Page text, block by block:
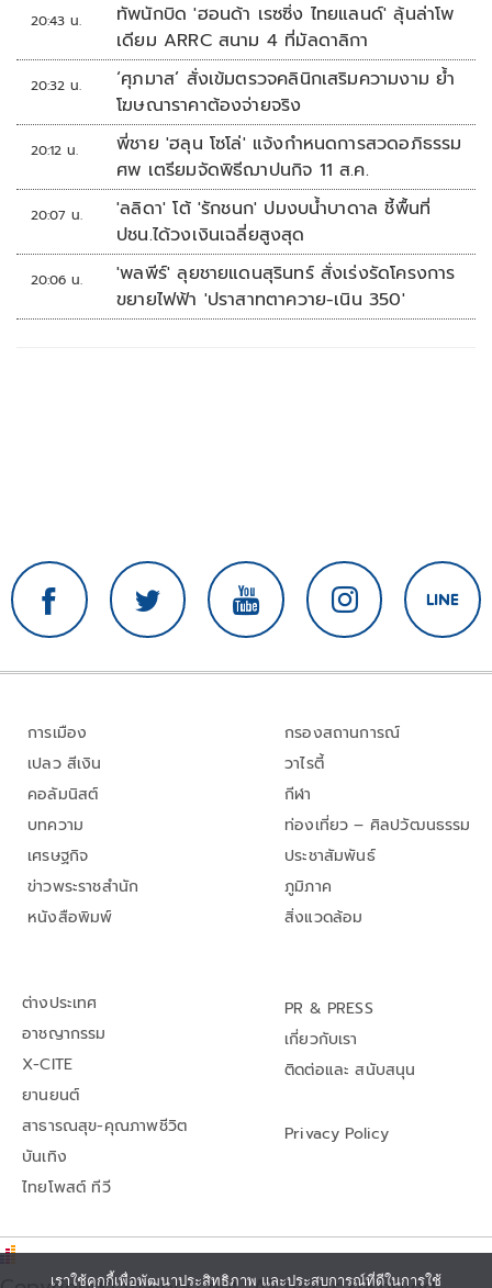
20:43 น.
ทัพนักบิด 'ฮอนด้า เรซซิ่ง ไทยแลนด์' ลุ้นล่าโพ
เดียม ARRC สนาม 4 ที่มัลดาลิกา
20:32 น.
‘ศุภมาส’ สั่งเข้มตรวจคลินิกเสริมความงาม ย้ำ
โฆษณาราคาต้องจ่ายจริง
20:12 น.
พี่ชาย 'ฮลุน โซโล่' แจ้งกำหนดการสวดอภิธรรม
ศพ เตรียมจัดพิธีฌาปนกิจ 11 ส.ค.
20:07 น.
'ลลิดา' โต้ 'รักชนก' ปมงบน้ำบาดาล ชี้พื้นที่
ปชน.ได้วงเงินเฉลี่ยสูงสุด
20:06 น.
'พลพีร์' ลุยชายแดนสุรินทร์ สั่งเร่งรัดโครงการ
ขยายไฟฟ้า 'ปราสาทตาควาย-เนิน 350'
การเมือง
เปลว สีเงิน
คอลัมนิสต์
บทความ
เศรษฐกิจ
ข่าวพระราชสำนัก
หนังสือพิมพ์
กรองสถานการณ์
วาไรตี้
กีฬา
ท่องเที่ยว – ศิลปวัฒนธรรม
ประชาสัมพันธ์
ภูมิภาค
สิ่งแวดล้อม
ต่างประเทศ
อาชญากรรม
X-CITE
ยานยนต์
สาธารณสุข-คุณภาพชีวิต
บันเทิง
ไทยโพสต์ ทีวี
PR & PRESS
เกี่ยวกับเรา
ติดต่อและ สนับสนุน
Privacy Policy
เราใช้คุกกี้เพื่อพัฒนาประสิทธิภาพ และประสบการณ์ที่ดีในการใช้